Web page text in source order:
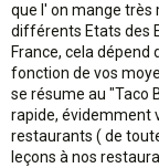
que l' on mange très
différents Etats des
France, cela
fonction de vos
se résume au "Taco
rapide, évidemment
restaurants ( de
leçons à nos